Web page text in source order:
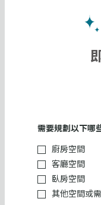
需要規劃以下哪
廚房空間
客廳空間
臥房空間
其他空間或